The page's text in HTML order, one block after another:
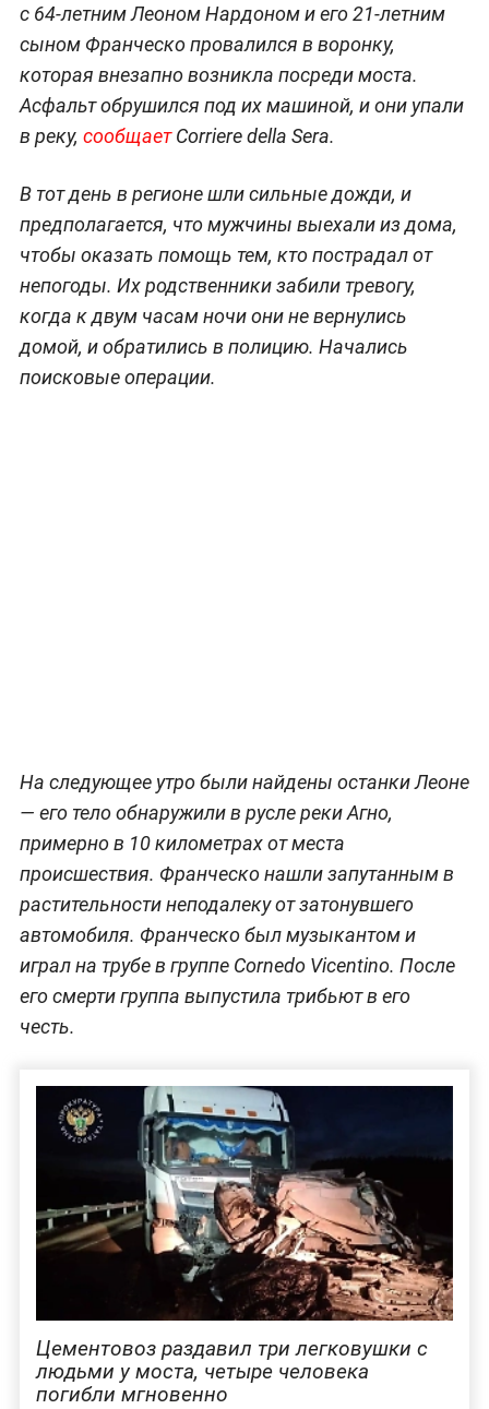
с 64-летним Леоном Нардоном и его 21-летним
сыном Франческо провалился в воронку,
которая внезапно возникла посреди моста.
Асфальт обрушился под их машиной, и они упали
в реку, сообщаетCorriere della Sera.
В тот день в регионе шли сильные дожди, и
предполагается, что мужчины выехали из дома,
чтобы оказать помощь тем, кто пострадал от
непогоды. Их родственники забили тревогу,
когда к двум часам ночи они не вернулись
домой, и обратились в полицию. Начались
поисковые операции.
На следующее утро были найдены останки Леоне
— его тело обнаружили в русле реки Агно,
примерно в 10 километрах от места
происшествия. Франческо нашли запутанным в
растительности неподалеку от затонувшего
автомобиля. Франческо был музыкантом и
играл на трубе в группе Cornedo Vicentino. После
его смерти группа выпустила трибьют в его
честь.
Цементовоз раздавил три легковушки с
людьми у моста, четыре человека
погибли мгновенно